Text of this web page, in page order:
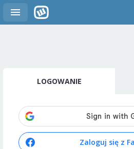
LOGOWANIE
Zaloguj się z